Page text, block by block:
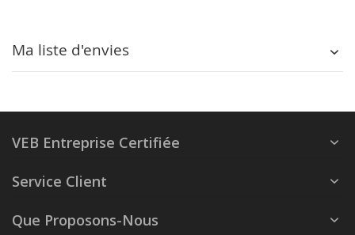
Ma liste d'envies
VEB Entreprise Certifiée
Service Client
Que Proposons-Nous